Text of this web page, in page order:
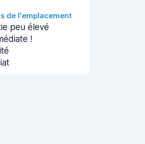
de l'emplacement
peu élevé
!